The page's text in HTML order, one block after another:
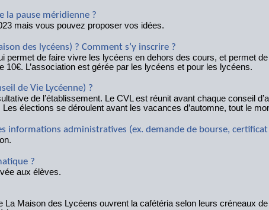
la pause méridienne ?
mais vous pouvez proposer vos idées.
des lycéens) ? Comment s’y inscrire ?
permet de faire vivre les lycéens en dehors des cours, et permet
10€. L’association est gérée par les lycéens et pour les lycéens.
de Vie Lycéenne) ?
de l’établissement. Le CVL est réunit avant chaque conseil
élections se déroulent avant les vacances d’automne, tout le
informations administratives (ex. demande de bourse,
?
aux élèves.
La Maison des Lycéens ouvrent la cafétéria selon leurs créneaux